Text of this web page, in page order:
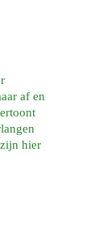
af en
hier